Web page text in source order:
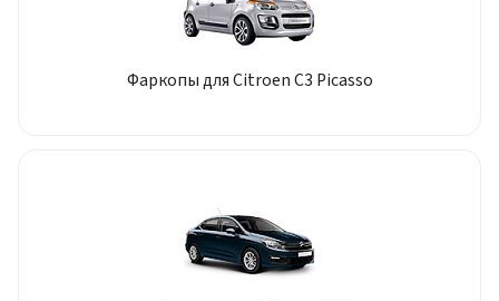
Фаркопы для Citroen C3 Picasso